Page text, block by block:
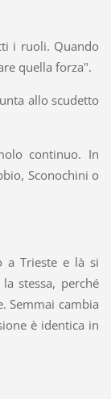
i ruoli. Quando
quella forza".
allo scudetto
continuo. In
Sconochini o
a Trieste e là si
stessa, perché
Semmai cambia
è identica in